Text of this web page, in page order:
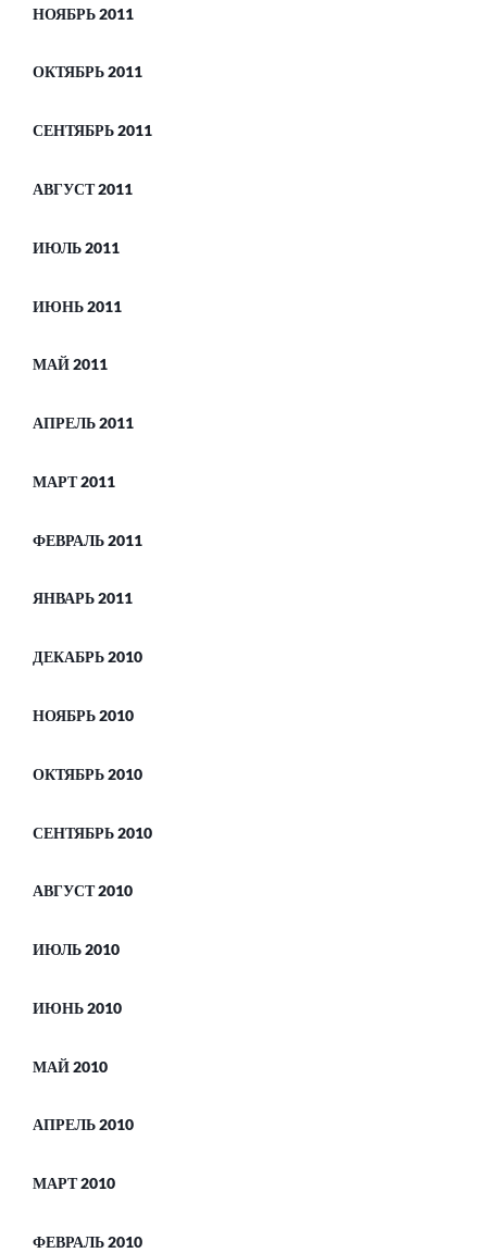
НОЯБРЬ 2011
ОКТЯБРЬ 2011
СЕНТЯБРЬ 2011
АВГУСТ 2011
ИЮЛЬ 2011
ИЮНЬ 2011
МАЙ 2011
АПРЕЛЬ 2011
МАРТ 2011
ФЕВРАЛЬ 2011
ЯНВАРЬ 2011
ДЕКАБРЬ 2010
НОЯБРЬ 2010
ОКТЯБРЬ 2010
СЕНТЯБРЬ 2010
АВГУСТ 2010
ИЮЛЬ 2010
ИЮНЬ 2010
МАЙ 2010
АПРЕЛЬ 2010
МАРТ 2010
ФЕВРАЛЬ 2010